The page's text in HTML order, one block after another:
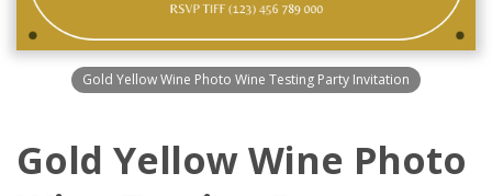
Gold Yellow Wine Photo Wine Testing Party Invitation
Gold Yellow Wine Photo